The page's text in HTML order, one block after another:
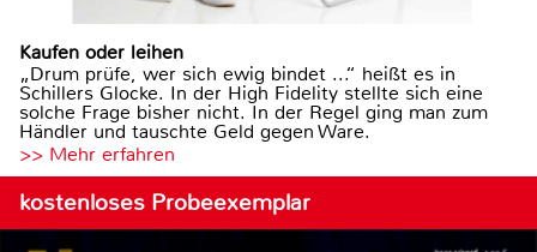
Kaufen oder leihen
„Drum prüfe, wer sich ewig bindet ...“ heißt es in
Schillers Glocke. In der High Fidelity stellte sich eine
solche Frage bisher nicht. In der Regel ging man zum
Händler und tauschte Geld gegen Ware.
>> Mehr erfahren
kostenloses Probeexemplar